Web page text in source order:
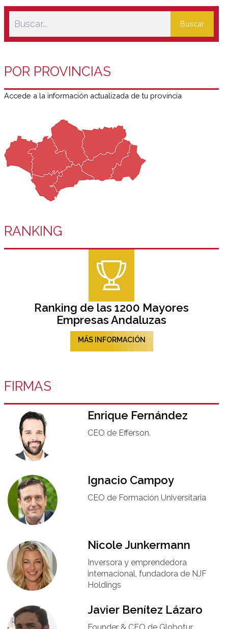
Buscar
POR PROVINCIAS
Accede a la información actualizada de tu provincia
RANKING
Ranking de las 1200 Mayores
Empresas Andaluzas
MÁS INFORMACIÓN
FIRMAS
Enrique Fernández
CEO de Efferson.
Ignacio Campoy​
CEO de Formación Universitaria​
Nicole Junkermann​
Inversora y emprendedora
internacional, fundadora de NJF
Holdings
Javier Benítez Lázaro